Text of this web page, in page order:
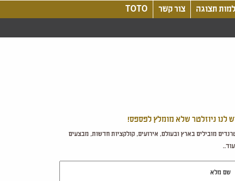
תצוגה צור קשר TOTO
לנו ניוזלטר שלא מומלץ לפספס!
מובילים בארץ ובעולם, אירועים, קולקציות חדשות, מבצעים